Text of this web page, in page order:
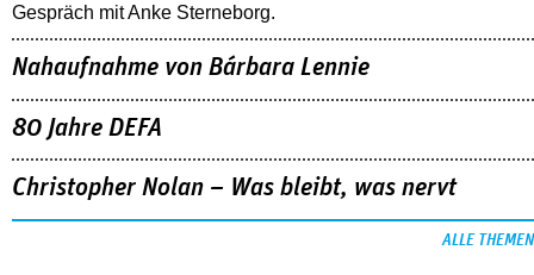
Gespräch mit Anke Sterneborg.
Nahaufnahme von Bárbara Lennie
80 Jahre DEFA
Christopher Nolan – Was bleibt, was nervt
ALLE THEMEN